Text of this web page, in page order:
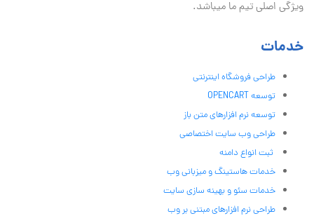
ویژگی اصلی تیم ما میباشد.
خدمات
طراحی فروشگاه اینترنتی
توسعه OPENCART
توسعه نرم افزارهای متن باز
طراحی وب سایت اختصاصی
ثبت انواع دامنه
خدمات هاستینگ و میزبانی وب
خدمات سئو و بهینه سازی سایت
طراحی نرم افزارهای مبتنی بر وب